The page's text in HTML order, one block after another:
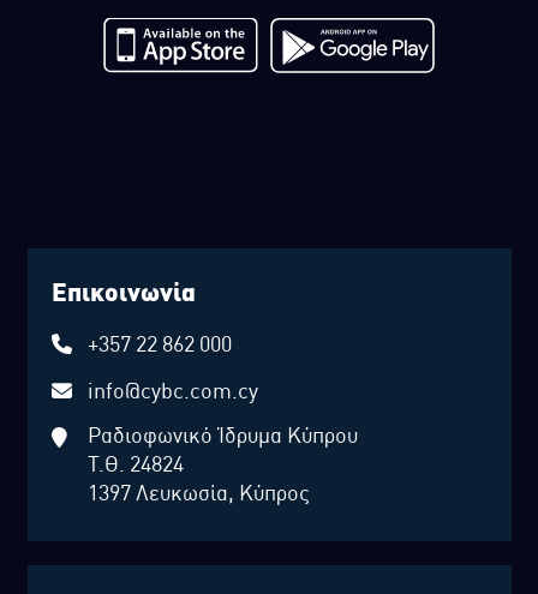
Επικοινωνία
+357 22 862 000
info@cybc.com.cy
Ραδιοφωνικό Ίδρυμα Κύπρου
Τ.Θ. 24824
1397 Λευκωσία, Κύπρος